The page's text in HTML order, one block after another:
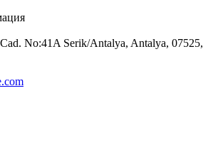
No:41A Serik/Antalya, Antalya, 07525,